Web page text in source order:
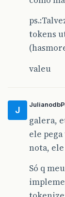
tokens
valeu
J
galera,
ele
nota,
Só q